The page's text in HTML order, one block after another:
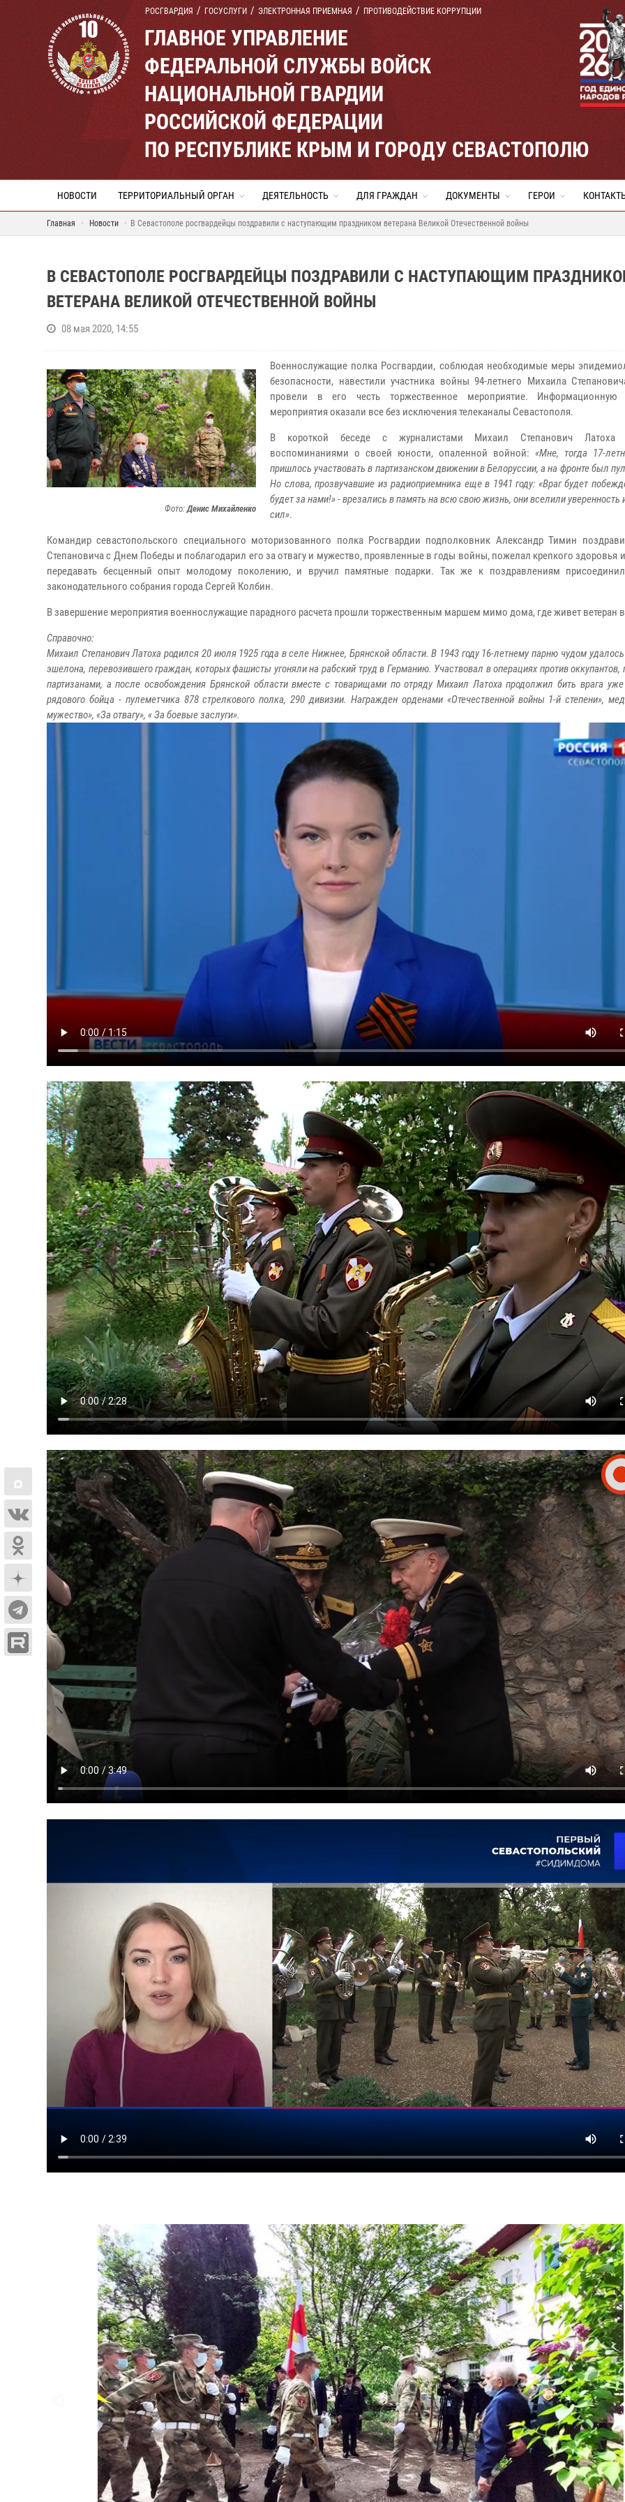
РОСГВАРДИЯ ГОСУСЛУГИ ЭЛЕКТРОННАЯ ПРИЕМНАЯ ПРОТИВОДЕЙСТВИЕ КОРРУПЦИИ
ГЛАВНОЕ УПРАВЛЕНИЕ
ФЕДЕРАЛЬНОЙ СЛУЖБЫ ВОЙСК
НАЦИОНАЛЬНОЙ ГВАРДИИ
РОССИЙСКОЙ ФЕДЕРАЦИИ
ПО РЕСПУБЛИКЕ КРЫМ И ГОРОДУ СЕВАСТОПОЛЮ
НОВОСТИ ТЕРРИТОРИАЛЬНЫЙ ОРГАН ДЕЯТЕЛЬНОСТЬ ДЛЯ ГРАЖДАН ДОКУМЕНТЫ ГЕРОИ
Главная Новости В Севастополе росгвардейцы поздравили с наступающим праздником ветерана Великой Отечественной войны
В СЕВАСТОПОЛЕ РОСГВАРДЕЙЦЫ ПОЗДРАВИЛИ С НАСТУПАЮЩИМ
ВЕТЕРАНА ВЕЛИКОЙ ОТЕЧЕСТВЕННОЙ ВОЙНЫ
08 мая 2020, 14:55
Фото:Денис Михайленко
Военнослужащие полка Росгвардии, соблюдая необходимые меры
безопасности, навестили участника войны 94-летнего Михаила
провели в его честь торжественное мероприятие. Информационную
мероприятия оказали все без исключения телеканалы Севастополя.
В короткой беседе с журналистами Михаил Степанович Латоха
воспоминаниями о своей юности, опаленной войной: «Мне, тогда 17-
пришлось участвовать в партизанском движении в Белоруссии, а на фронте был
Но слова, прозвучавшие из радиоприемника еще в 1941 году: «Враг будет
будет за нами!» - врезались в память на всю свою жизнь, они вселили уверенность
сил».
Командир севастопольского специального моторизованного полка Росгвардии подполковник Александр Тимин
Степановича с Днем Победы и поблагодарил его за отвагу и мужество, проявленные в годы войны, пожелал крепкого здоровья
передавать бесценный опыт молодому поколению, и вручил памятные подарки. Так же к поздравлениям
законодательного собрания города Сергей Колбин.
В завершение мероприятия военнослужащие парадного расчета прошли торжественным маршем мимо дома, где живет ветеран
Справочно:
Михаил Степанович Латоха родился 20 июля 1925 года в селе Нижнее, Брянской области. В 1943 году 16-летнему парню чудом
эшелона, перевозившего граждан, которых фашисты угоняли на рабский труд в Германию. Участвовал в операциях против
партизанами, а после освобождения Брянской области вместе с товарищами по отряду Михаил Латоха продолжил бить врага
рядового бойца - пулеметчика 878 стрелкового полка, 290 дивизии. Награжден орденами «Отечественной войны 1-й степени»,
мужество», «За отвагу», « За боевые заслуги».